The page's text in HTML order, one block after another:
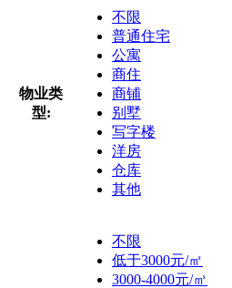
物业类
型:
不限
普通住宅
公寓
商住
商铺
别墅
写字楼
洋房
仓库
其他
不限
低于3000元/㎡
3000-4000元/㎡